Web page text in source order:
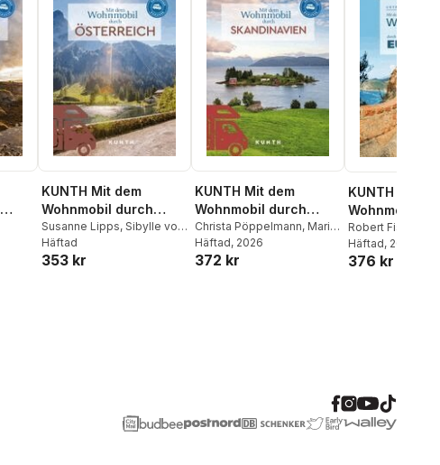
KUNTH Mit dem
Wohnmobil durch
Österreich
Susanne Lipps, Sibylle von
Kapff,
Heiner Newe
Häftad
353 kr
KUNTH Mit dem
Wohnmobil durch
Skandinavien
Christa Pöppelmann, Maria
Kornkamp,Cornelia
Hammelmann
Häftad, 2026
372 kr
KUNTH Mit
Wohnmobil
durch ganz
Robert Fischer
Häftad, 2022
376 kr